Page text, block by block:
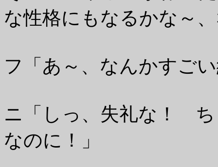
な性格にもなるかな～
フ「あ～、なんかすご
ニ「しっ、失礼な！ ち
なのに！」